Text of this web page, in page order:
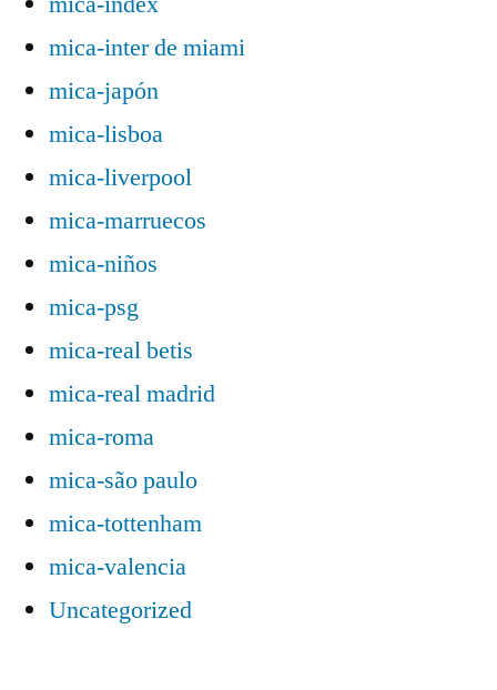
mica-inter de miami
mica-japón
mica-lisboa
mica-liverpool
mica-marruecos
mica-niños
mica-psg
mica-real betis
mica-real madrid
mica-roma
mica-são paulo
mica-tottenham
mica-valencia
Uncategorized